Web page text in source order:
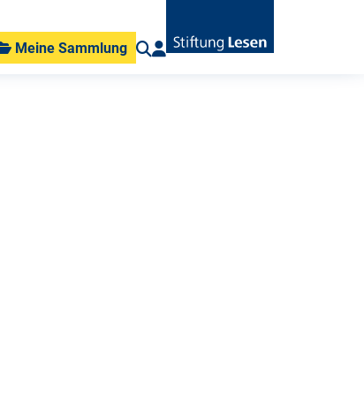
Meine Sammlung